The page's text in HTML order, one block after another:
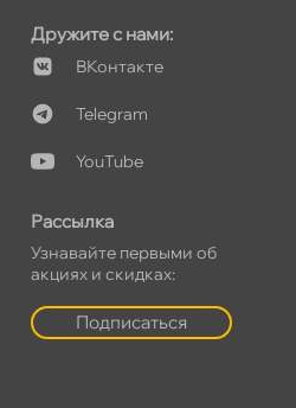
Дружите с нами:
Контакте
Telegram
YouTube
Рассылка
Узнавайте первыми о
акциях и скидках:
Подписаться